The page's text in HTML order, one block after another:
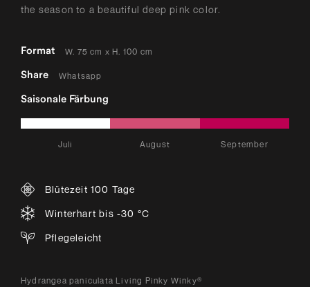
the season to a beautiful deep pink color.
Format W. 75 cm x H. 100 cm
Share Whatsapp
Saisonale Färbung
Juli August September
Blütezeit 100 Tage
Winterhart bis -30 °C
Pflegeleicht
Hydrangea paniculata Living Pinky Winky®